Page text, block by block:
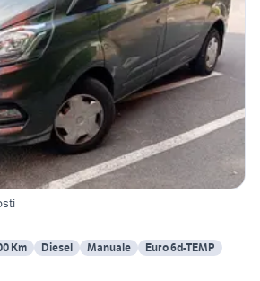
Km Diesel Manuale Euro 6d-TEMP